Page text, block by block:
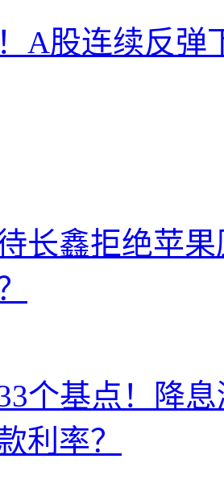
A股连续反弹
长鑫拒绝苹
个基点！降
利率？